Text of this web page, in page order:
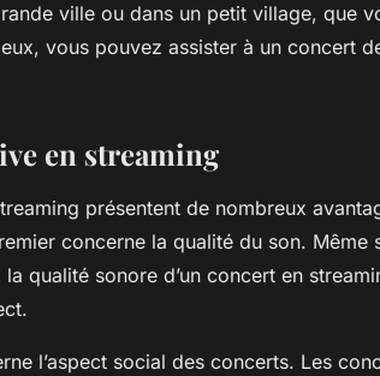
ville ou dans un petit village, que
vous pouvez assister à un concert
en streaming
présentent de nombreux
concerne la qualité du son. Même
la qualité sonore d’un concert en
l’aspect social des concerts. Les